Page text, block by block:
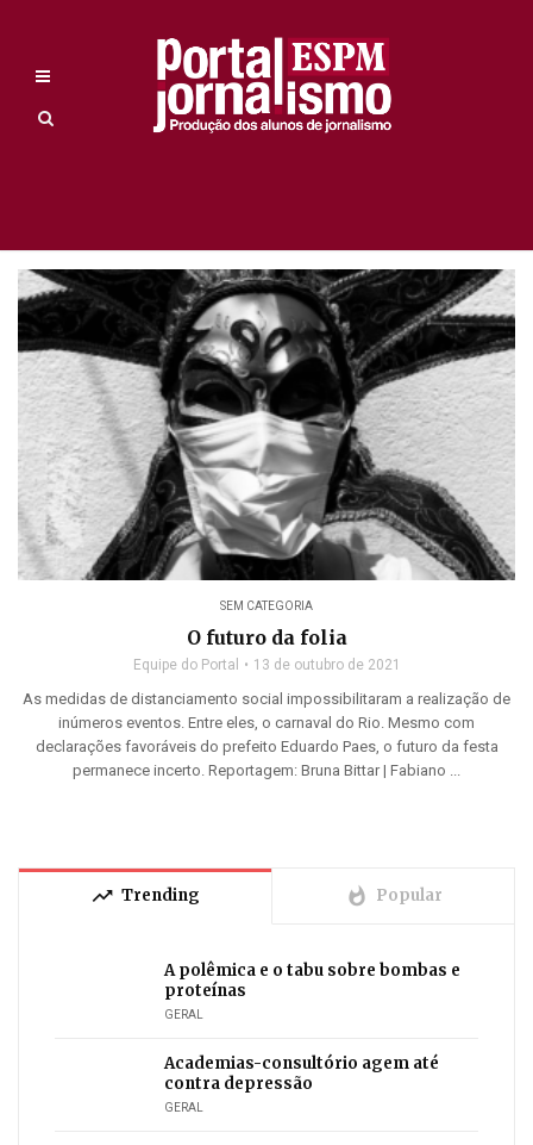
SEM CATEGORIA
O futuro da folia
Equipe do Portal 13 de outubro de 2021
As medidas de distanciamento social impossibilitaram a realização de
inúmeros eventos. Entre eles, o carnaval do Rio. Mesmo com
declarações favoráveis do prefeito Eduardo Paes, o futuro da festa
permanece incerto. Reportagem: Bruna Bittar | Fabiano ...
trending_up Trending whatshot Popular
A polêmica e o tabu sobre bombas e
proteínas
GERAL
Academias-consultório agem até
contra depressão
GERAL